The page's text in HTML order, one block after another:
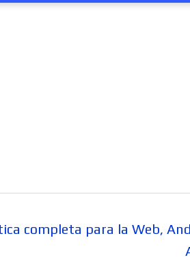
completa para la Web,